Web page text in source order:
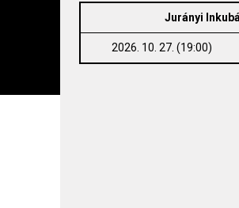
Jurányi
2026. 10. 27. (19:00)